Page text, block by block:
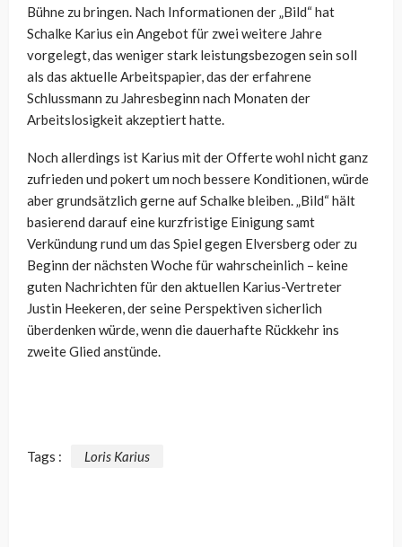
Bühne zu bringen. Nach Informationen der „Bild“ hat
Schalke Karius ein Angebot für zwei weitere Jahre
vorgelegt, das weniger stark leistungsbezogen sein soll
als das aktuelle Arbeitspapier, das der erfahrene
Schlussmann zu Jahresbeginn nach Monaten der
Arbeitslosigkeit akzeptiert hatte.
Noch allerdings ist Karius mit der Offerte wohl nicht ganz
zufrieden und pokert um noch bessere Konditionen, würde
aber grundsätzlich gerne auf Schalke bleiben. „Bild“ hält
basierend darauf eine kurzfristige Einigung samt
Verkündung rund um das Spiel gegen Elversberg oder zu
Beginn der nächsten Woche für wahrscheinlich – keine
guten Nachrichten für den aktuellen Karius-Vertreter
Justin Heekeren, der seine Perspektiven sicherlich
überdenken würde, wenn die dauerhafte Rückkehr ins
zweite Glied anstünde.
Tags : Loris Karius